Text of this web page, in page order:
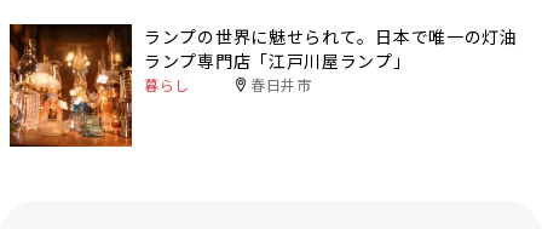
ランプの世界に魅せられて。日本で唯一の灯油
ランプ専門店「江戸川屋ランプ」
暮らし 春日井市